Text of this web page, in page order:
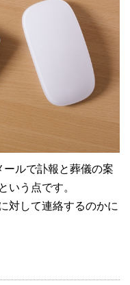
ールで訃報と葬儀の案
いう点です。
対して連絡するのかに